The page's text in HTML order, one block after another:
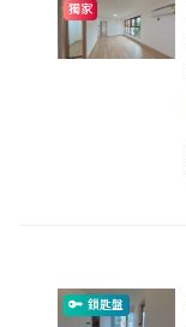
獨家
鎖匙盤